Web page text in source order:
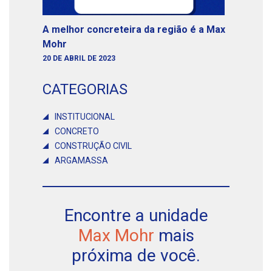
A melhor concreteira da região é a Max
Mohr
20 DE ABRIL DE 2023
CATEGORIAS
INSTITUCIONAL
CONCRETO
CONSTRUÇÃO CIVIL
ARGAMASSA
Encontre a unidade
Max Mohr mais
próxima de você.